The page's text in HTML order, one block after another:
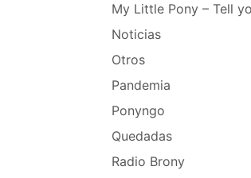
My Little Pony – Tell
Noticias
Otros
Pandemia
Ponyngo
Quedadas
Radio Brony